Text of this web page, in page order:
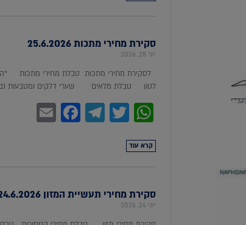
סקירת מחירי מתכות 25.6.2026
יוני 28, 2026
לסקירת מחירי מתכות טבלת מחירי מתכות
לטון טבלת מלאים שערי דלקים ומטבעות
WhatsApp
Twitter
Telegram
קרא עוד
סקירת מחירי תעשיית המזון 24.6.2026
יוני 24, 2026